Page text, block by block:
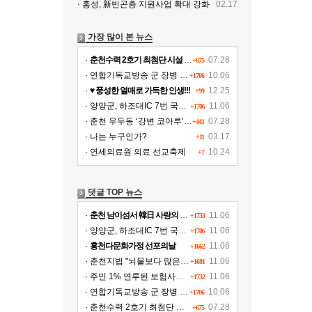
02.17
· 홍성, 新빈곤층 지원사업 확대 강화
가장 많이 본 뉴스
+675 07.28
· 춘천수력 2호기 최첨단 시설 교체, 연간 11여 억원 수익 추가 확보
+1706 10.06
· 연합기독교방송 군 장병 위문!!!
+99 12.25
· ♥ 풍성한 열매로 가득한 인생!!!
+1706 11.06
· 양양군, 하조대IC 7번 국도∼양양공항 도로개설
+441 07.28
· 춘천 우두동 ‘강변 코아루’ 파격가 분양
+11 03.17
· 나는 누구인가?
+7 10.24
· 연세의료원 의료 선교축제
댓글 TOP 뉴스
+1733 11.06
· 춘천 남이섬서 韓日 사랑의 김장나누기
+1706 11.06
· 양양군, 하조대IC 7번 국도∼양양공항 도로개설
+1662 11.06
· 홍천다문화가정 선포의날
+1681 11.06
· 춘천지법 "뇌물보다 많은 액수의 벌금형 병과해야"
+1732 11.06
· 주민 1% 연루된 보험사기 그 후..뒤숭숭한 태백
+1706 10.06
· 연합기독교방송 군 장병 위문!!!
+675 07.28
· 춘천수력 2호기 최첨단 시설 교체, 연간 11여 억원 수익 추가 확보